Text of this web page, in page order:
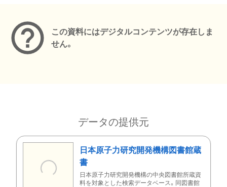
この資料にはデジタルコンテンツが存在しま
せん。
データの提供元
日本原子力研究開発機構図書館蔵
書
日本原子力研究開発機構の中央図書館所蔵資
料を対象とした検索データベース。同図書館